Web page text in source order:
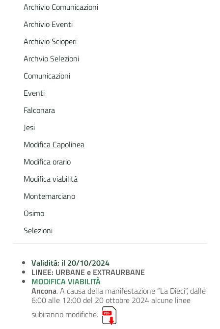
Archivio Comunicazioni
Archivio Eventi
Archivio Scioperi
Archvio Selezioni
Comunicazioni
Eventi
Falconara
Jesi
Modifica Capolinea
Modifica orario
Modifica viabilità
Montemarciano
Osimo
Selezioni
Validità: il 20/10/2024
LINEE: URBANE e EXTRAURBANE
MODIFICA VIABILITÀ
Ancona. A causa della manifestazione “La Dieci”, dalle
6:00 alle 12:00 del 20 ottobre 2024 alcune linee
subiranno modifiche.